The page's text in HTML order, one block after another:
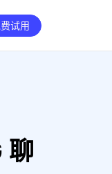
试用
聊